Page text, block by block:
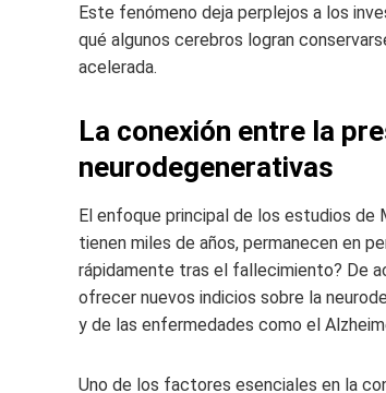
Este fenómeno deja perplejos a los
qué algunos cerebros logran
acelerada.
La conexión entre la
neurodegenerativas
El enfoque principal de los estudios de
tienen miles de años, permanecen en
rápidamente tras el fallecimiento? De
ofrecer nuevos indicios sobre la
y de las enfermedades como el
Uno de los factores esenciales en la